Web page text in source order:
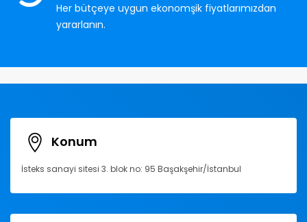
Her bütçeye uygun ekonomşik fiyatlarımızdan
yararlanın.
Konum
İsteks sanayi sitesi 3. blok no: 95 Başakşehir/İstanbul